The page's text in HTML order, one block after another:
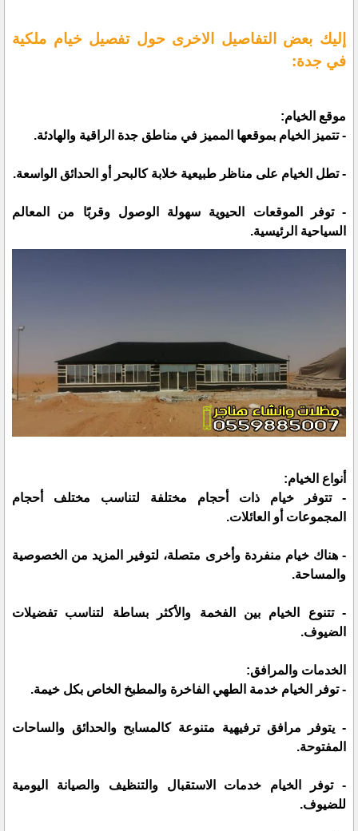
إليك بعض التفاصيل الاخرى حول تفصيل خيام ملكية
في جدة:
موقع الخيام:
- تتميز الخيام بموقعها المميز في مناطق جدة الراقية والهادئة.
- تطل الخيام على مناظر طبيعية خلابة كالبحر أو الحدائق الواسعة.
- توفر الموقعات الحيوية سهولة الوصول وقربًا من المعالم
السياحية الرئيسية.
أنواع الخيام:
- تتوفر خيام ذات أحجام مختلفة لتناسب مختلف أحجام
المجموعات أو العائلات.
- هناك خيام منفردة وأخرى متصلة، لتوفير المزيد من الخصوصية
والمساحة.
- تتنوع الخيام بين الفخمة والأكثر بساطة لتناسب تفضيلات
الضيوف.
الخدمات والمرافق:
- توفر الخيام خدمة الطهي الفاخرة والمطبخ الخاص بكل خيمة.
- يتوفر مرافق ترفيهية متنوعة كالمسابح والحدائق والساحات
المفتوحة.
- توفر الخيام خدمات الاستقبال والتنظيف والصيانة اليومية
للضيوف.